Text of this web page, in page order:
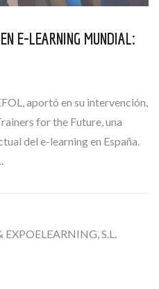
E-LEARNING MUNDIAL:
aportó en su intervención,
for the Future, una
del e-learning en España.
EXPOELEARNING, S.L.